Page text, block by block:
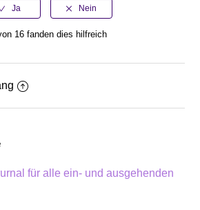
16 fanden dies hilfreich
für alle ein- und ausgehenden